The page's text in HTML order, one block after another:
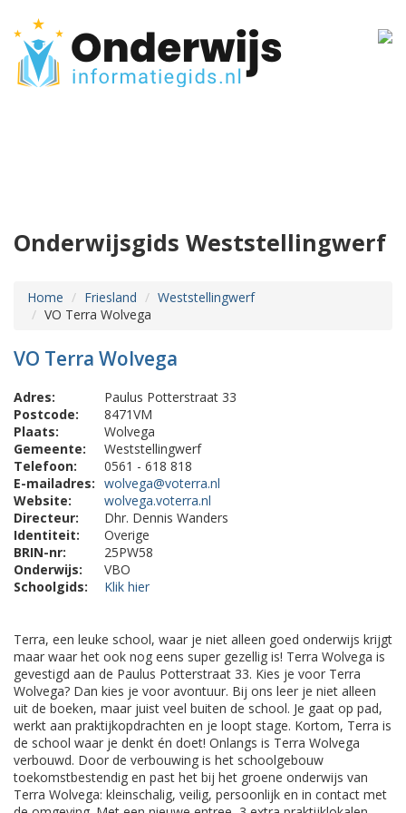
Onderwijsgids Weststellingwerf
Home Friesland
Weststellingwerf
VO Terra Wolvega
VO Terra Wolvega
Adres:
Paulus Potterstraat 33
Postcode:
8471VM
Plaats:
Wolvega
Gemeente:
Weststellingwerf
Telefoon:
0561 - 618 818
E-mailadres: wolvega@voterra.nl
Website:
wolvega.voterra.nl
Directeur:
Dhr. Dennis Wanders
Identiteit:
Overige
BRIN-nr:
25PW58
Onderwijs:
VBO
Schoolgids:
Klik hier
Terra, een leuke school, waar je niet alleen goed onderwijs krijgt
maar waar het ook nog eens super gezellig is! Terra Wolvega is
gevestigd aan de Paulus Potterstraat 33. Kies je voor Terra
Wolvega? Dan kies je voor avontuur. Bij ons leer je niet alleen
uit de boeken, maar juist veel buiten de school. Je gaat op pad,
werkt aan praktijkopdrachten en je loopt stage. Kortom, Terra is
de school waar je denkt én doet! Onlangs is Terra Wolvega
verbouwd. Door de verbouwing is het schoolgebouw
toekomstbestendig en past het bij het groene onderwijs van
Terra Wolvega: kleinschalig, veilig, persoonlijk en in contact met